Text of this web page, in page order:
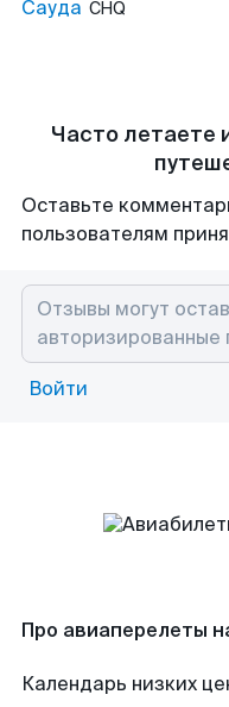
Сауда CHQ
Часто летаете
Оставьте
пользователям
Войти
Про авиаперелеты
Календарь низких